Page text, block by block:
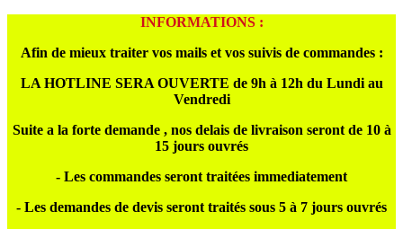
INFORMATIONS :
Afin de mieux traiter vos mails et vos suivis de commandes :
LA HOTLINE SERA OUVERTE de 9h à 12h du Lundi au
Vendredi
Suite a la forte demande , nos delais de livraison seront de 10 à
15 jours ouvrés
- Les commandes seront traitées immediatement
- Les demandes de devis seront traités sous 5 à 7 jours ouvrés